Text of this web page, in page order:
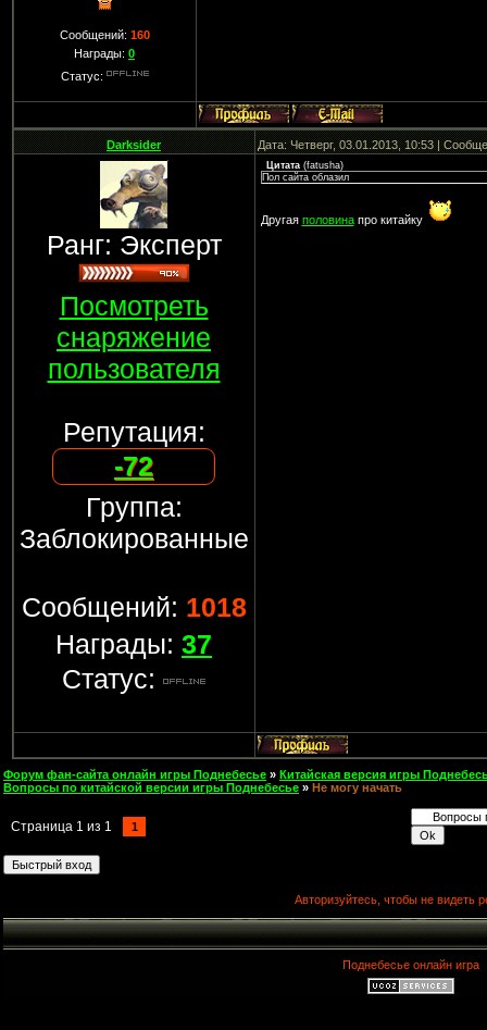
Сообщений: 160
Награды: 0
Статус:
Darksider Дата: Четверг, 03.01.2013, 10:53 |
Ранг: Эксперт
Посмотреть
снаряжение
пользователя
Репутация:
-72
Группа:
Заблокированные
Сообщений: 1018
Награды: 37
Статус:
Цитата(fatusha)
Пол сайта облазил
Другая половинапро китайку
Форум фан-сайта онлайн игры Поднебесье » Китайская версия игры
Вопросы по китайской версии игры Поднебесье » Не могу начать
Страница 1 из 1 1
Авторизуйтесь, чтобы не видеть
Поднебесье онлайн игра